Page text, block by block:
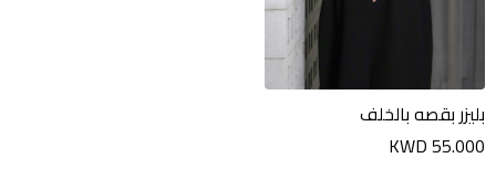
بليزر بقصه بالخلف
KWD 55.000